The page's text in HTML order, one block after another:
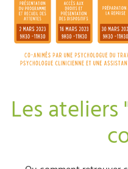
Les ateliers